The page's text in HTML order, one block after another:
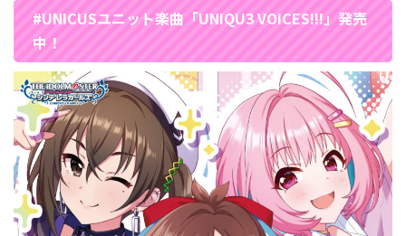
#UNICUSユニット楽曲「UNIQU3 VOICES!!!」発売
中！